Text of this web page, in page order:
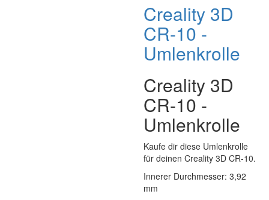
Creality 3D
CR-10 -
Umlenkrolle
Creality 3D
CR-10 -
Umlenkrolle
Kaufe dir diese Umlenkrolle
für deinen Creality 3D CR-10.
Innerer Durchmesser: 3,92
mm